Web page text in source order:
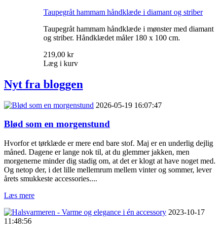
Taupegråt hammam håndklæde i diamant og striber
Taupegråt hammam håndklæde i mønster med diamant
og striber. Håndklædet måler 180 x 100 cm.
219,00 kr
Læg i kurv
Nyt fra bloggen
2026-05-19 16:07:47
Blød som en morgenstund
Hvorfor et tørklæde er mere end bare stof. Maj er en underlig dejlig
måned. Dagene er lange nok til, at du glemmer jakken, men
morgenerne minder dig stadig om, at det er klogt at have noget med.
Og netop der, i det lille mellemrum mellem vinter og sommer, lever
årets smukkeste accessories....
Læs mere
2023-10-17
11:48:56